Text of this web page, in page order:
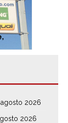
agosto 2026
2026